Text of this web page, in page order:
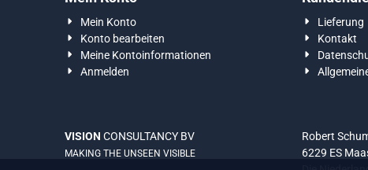
Mein Konto
Konto bearbeiten
Meine Kontoinformationen
Anmelden
Lieferung
Kontakt
VISION CONSULTANCY BV
MAKING THE UNSEEN VISIBLE
Robert
6229 ES